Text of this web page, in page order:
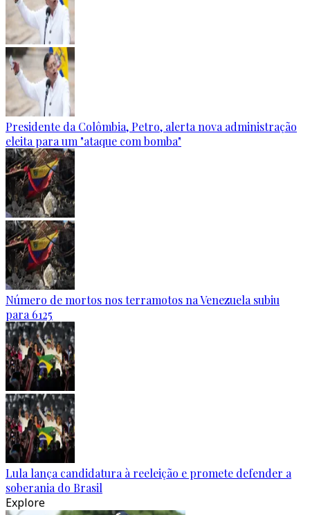
Presidente da Colômbia, Petro, alerta nova administração
eleita para um "ataque com bomba"
Número de mortos nos terramotos na Venezuela subiu
para 6125
Lula lança candidatura à reeleição e promete defender a
soberania do Brasil
Explore